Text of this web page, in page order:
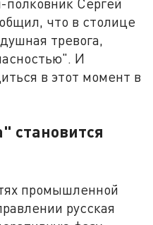
что в столице
тревога,
И
в этот момент в
становится
промышленной
русская